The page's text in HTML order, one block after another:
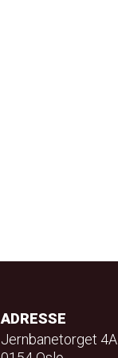
ADRESSE
Jernbanetorget 4A